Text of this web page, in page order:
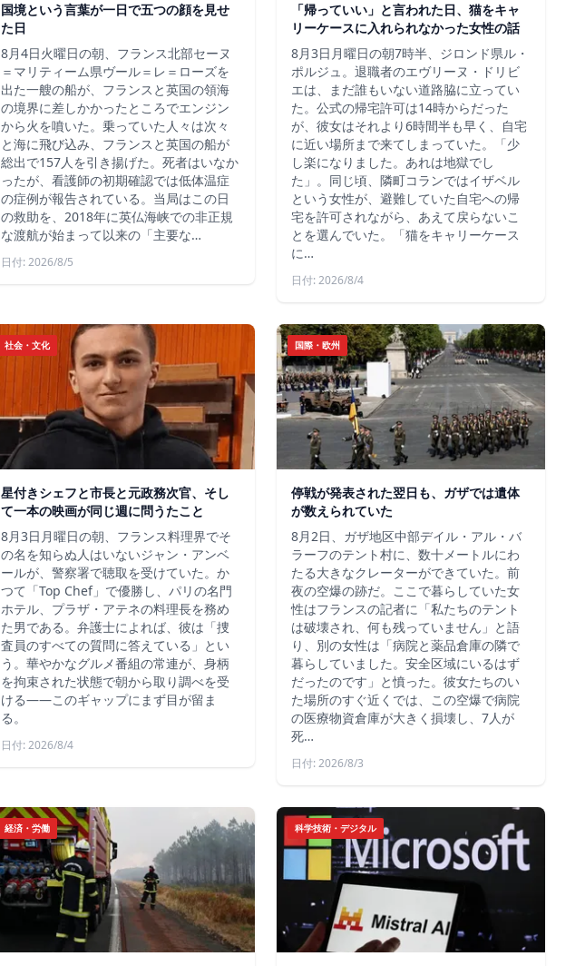
国境という言葉が一日で五つの顔を見せ
た日
8月4日火曜日の朝、フランス北部セーヌ
＝マリティーム県ヴール＝レ＝ローズを
出た一艘の船が、フランスと英国の領海
の境界に差しかかったところでエンジン
から火を噴いた。乗っていた人々は次々
と海に飛び込み、フランスと英国の船が
総出で157人を引き揚げた。死者はいなか
ったが、看護師の初期確認では低体温症
の症例が報告されている。当局はこの日
の救助を、2018年に英仏海峡での非正規
な渡航が始まって以来の「主要な…
日付: 2026/8/5
「帰っていい」と言われた日、猫をキャ
リーケースに入れられなかった女性の話
8月3日月曜日の朝7時半、ジロンド県ル・
ポルジュ。退職者のエヴリーヌ・ドリビ
エは、まだ誰もいない道路脇に立ってい
た。公式の帰宅許可は14時からだった
が、彼女はそれより6時間半も早く、自宅
に近い場所まで来てしまっていた。「少
し楽になりました。あれは地獄でし
た」。同じ頃、隣町コランではイザベル
という女性が、避難していた自宅への帰
宅を許可されながら、あえて戻らないこ
とを選んでいた。「猫をキャリーケース
に…
日付: 2026/8/4
社会・文化
星付きシェフと市長と元政務次官、そし
て一本の映画が同じ週に問うたこと
8月3日月曜日の朝、フランス料理界でそ
の名を知らぬ人はいないジャン・アンベ
ールが、警察署で聴取を受けていた。か
つて「Top Chef」で優勝し、パリの名門
ホテル、プラザ・アテネの料理長を務め
た男である。弁護士によれば、彼は「捜
査員のすべての質問に答えている」とい
う。華やかなグルメ番組の常連が、身柄
を拘束された状態で朝から取り調べを受
ける――このギャップにまず目が留ま
る。
日付: 2026/8/4
国際・欧州
停戦が発表された翌日も、ガザでは遺体
が数えられていた
8月2日、ガザ地区中部デイル・アル・バ
ラーフのテント村に、数十メートルにわ
たる大きなクレーターができていた。前
夜の空爆の跡だ。ここで暮らしていた女
性はフランスの記者に「私たちのテント
は破壊され、何も残っていません」と語
り、別の女性は「病院と薬品倉庫の隣で
暮らしていました。安全区域にいるはず
だったのです」と憤った。彼女たちのい
た場所のすぐ近くでは、この空爆で病院
の医療物資倉庫が大きく損壊し、7人が
死…
日付: 2026/8/3
経済・労働 科学技術・デジタル